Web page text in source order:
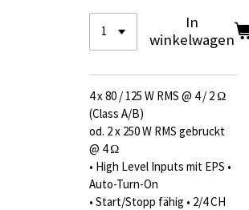
In
winkelwagen
4 x 80 / 125 W RMS @ 4 / 2 Ω
(Class A/B)
od. 2 x 250 W RMS gebruckt
@ 4 Ω
• High Level Inputs mit EPS •
Auto-Turn-On
• Start/Stopp fähig • 2/4 CH